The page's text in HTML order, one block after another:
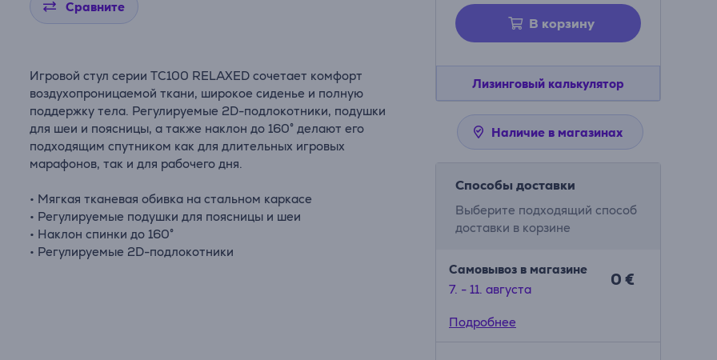
Сравните
Игровой стул серии TC100 RELAXED сочетает комфорт
воздухопроницаемой ткани, широкое сиденье и полную
поддержку тела. Регулируемые 2D-подлокотники, подушки
для шеи и поясницы, а также наклон до 160° делают его
подходящим спутником как для длительных игровых
марафонов, так и для рабочего дня.
• Мягкая тканевая обивка на стальном каркасе
• Регулируемые подушки для поясницы и шеи
• Наклон спинки до 160°
• Регулируемые 2D-подлокотники
В корзину
Лизинговый калькулятор
Наличие в магазинах
Способы доставки
Выберите подходящий способ
доставки в корзине
Самовывоз в магазине
7. - 11. августа
0 €
Подробнее